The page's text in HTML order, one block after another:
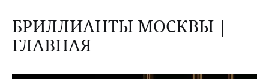
БРИЛЛИАНТЫ МОСКВЫ |
ГЛАВНАЯ